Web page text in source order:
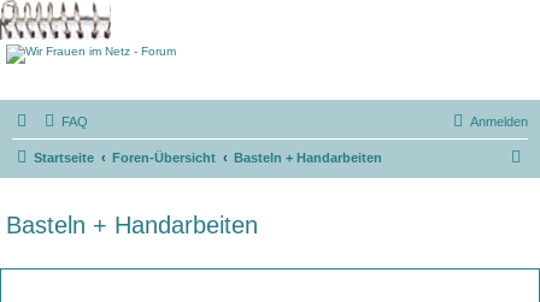
FAQ Anmelden
Startseite Foren-Übersicht Basteln + Handarbeiten
e
Basteln + Handarbeiten